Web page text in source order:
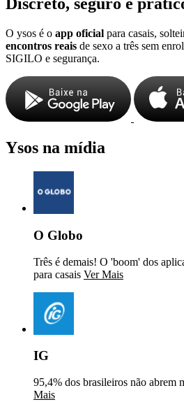
Discreto, seguro e
O ysos é o app oficial para casais,
encontros reais de sexo a três sem
SIGILO e segurança.
Ysos na mídia
O Globo
Três é demais! O 'boom' dos
para casais Ver Mais
IG
95,4% dos brasileiros não abrem
Mais